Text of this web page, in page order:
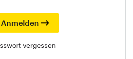
vergessen